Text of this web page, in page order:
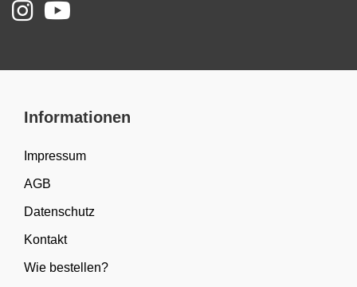
Informationen
Impressum
AGB
Datenschutz
Kontakt
Wie bestellen?